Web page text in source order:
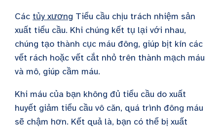
Các tủy xương Tiểu cầu chịu trách nhiệm sản
xuất tiểu cầu. Khi chúng kết tụ lại với nhau,
chúng tạo thành cục máu đông, giúp bịt kín các
vết rách hoặc vết cắt nhỏ trên thành mạch máu
và mô, giúp cầm máu.
Khi máu của bạn không đủ tiểu cầu do xuất
huyết giảm tiểu cầu vô căn, quá trình đông máu
sẽ chậm hơn. Kết quả là, bạn có thể bị xuất